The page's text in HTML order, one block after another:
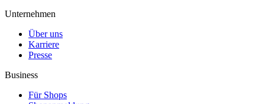
Unternehmen
Über uns
Karriere
Presse
Business
Für Shops